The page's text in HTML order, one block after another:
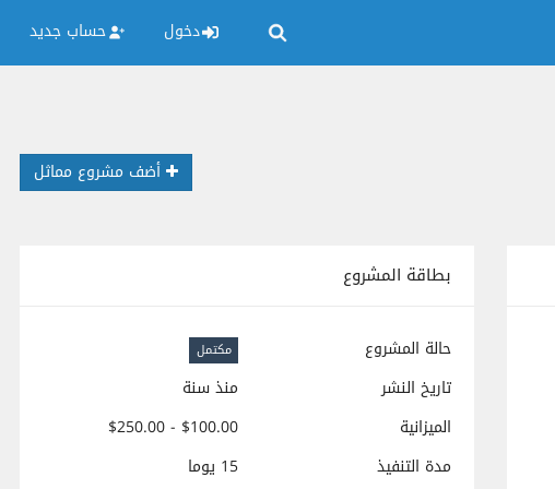
دخول حساب جديد
أضف مشروع مماثل
بطاقة المشروع
حالة المشروع مكتمل
تاريخ النشر
منذ سنة
الميزانية
$100.00 - $250.00
مدة التنفيذ
15 يوما